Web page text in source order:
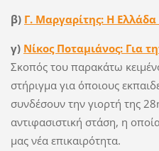
β) Γ. Μαργαρίτης: Η Ελλάδα
γ) Νίκος Ποταμιάνος: Για
Σκοπός του παρακάτω
στήριγμα για όποιους
συνδέσουν την γιορτή της
αντιφασιστική στάση, η
μας νέα επικαιρότητα.